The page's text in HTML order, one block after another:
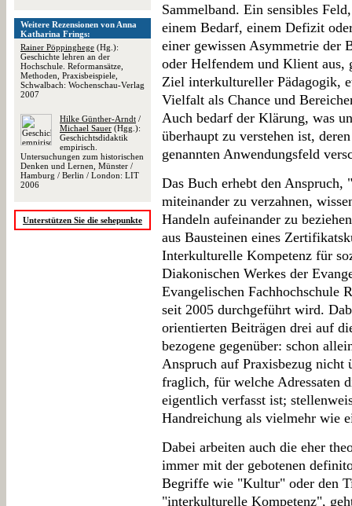
Weitere Rezensionen von Anna
Katharina Frings:
Rainer Pöppinghege (Hg.):
Geschichte lehren an der
Hochschule. Reformansätze,
Methoden, Praxisbeispiele,
Schwalbach: Wochenschau-Verlag
2007
Hilke Günther-Arndt /
Michael Sauer (Hgg.):
Geschichtsdidaktik
empirisch.
Untersuchungen zum historischen
Denken und Lernen, Münster /
Hamburg / Berlin / London: LIT
2006
Unterstützen Sie die sehepunkte
Sammelband. Ein sensibles
einem Bedarf, einem Defizit
einer gewissen Asymmetrie der
oder Helfendem und Klient aus,
Ziel interkultureller Pädagogik,
Vielfalt als Chance und
Auch bedarf der Klärung, was
überhaupt zu verstehen ist,
genannten Anwendungsfeld
Das Buch erhebt den Anspruch,
miteinander zu verzahnen,
Handeln aufeinander zu
aus Bausteinen eines
Interkulturelle Kompetenz für
Diakonischen Werkes der
Evangelischen Fachhochschule
seit 2005 durchgeführt wird.
orientierten Beiträgen drei auf
bezogene gegenüber: schon
Anspruch auf Praxisbezug nicht
fraglich, für welche Adressaten
eigentlich verfasst ist;
Handreichung als vielmehr wie
Dabei arbeiten auch die eher
immer mit der gebotenen
Begriffe wie "Kultur" oder den
"interkulturelle Kompetenz",